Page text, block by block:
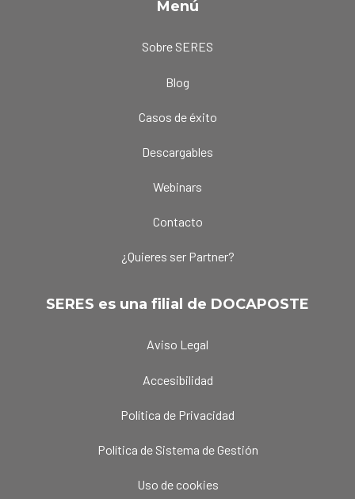
Menú
Sobre SERES
Blog
Casos de éxito
Descargables
Webinars
Contacto
¿Quieres ser Partner?
SERES es una filial de DOCAPOSTE
Aviso Legal
Accesibilidad
Política de Privacidad
Política de Sistema de Gestión
Uso de cookies